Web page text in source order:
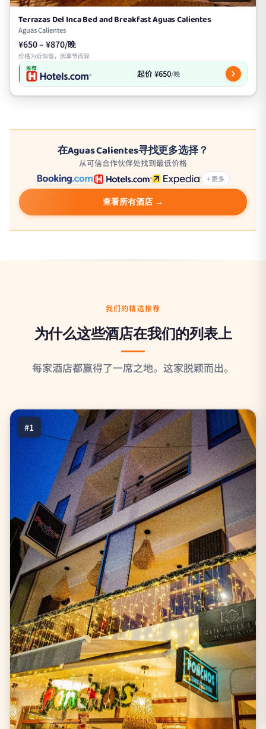
Terrazas Del Inca Bed and Breakfast Aguas Calientes
Aguas Calientes
¥650 – ¥870/晚
价格为近似值，因季节而异
推荐 起价 ¥650/晚
在Aguas Calientes寻找更多选择？
从可信合作伙伴处找到最低价格
+ 更多
查看所有酒店 →
我们的精选推荐
为什么这些酒店在我们的列表上
每家酒店都赢得了一席之地。这家脱颖而出。
#1